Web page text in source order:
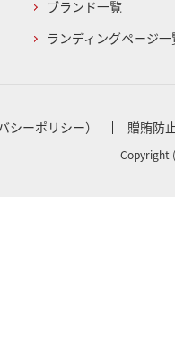
ブランド一覧
ランディングページ一
ーポリシー） 贈賄防
Copyright